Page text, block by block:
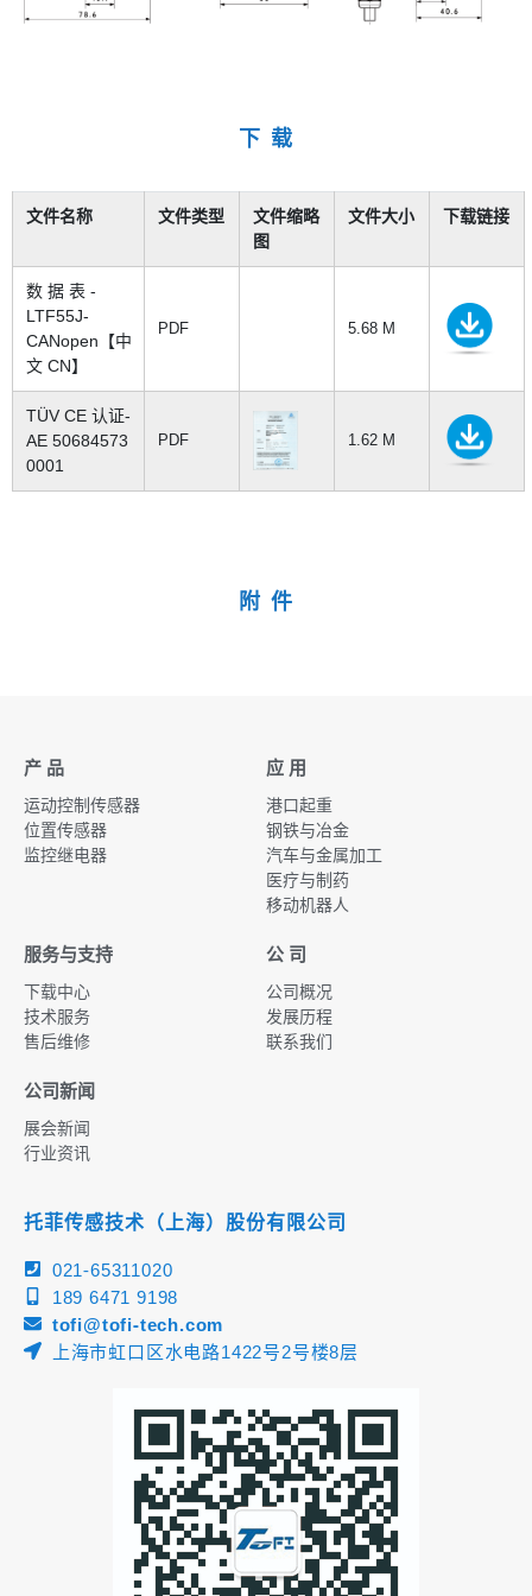
下 载
文件名称 文件类型
文件缩略
图
文件大小 下载链接
数 据 表 -
LTF55J-
CANopen【中
文 CN】
PDF 5.68 M
TÜV CE 认证-
AE 50684573
0001
PDF 1.62 M
附 件
产 品
运动控制传感器
位置传感器
监控继电器
应 用
港口起重
钢铁与冶金
汽车与金属加工
医疗与制药
移动机器人
服务与支持
下载中心
技术服务
售后维修
公 司
公司概况
发展历程
联系我们
公司新闻
展会新闻
行业资讯
托菲传感技术（上海）股份有限公司
021-65311020
189 6471 9198
tofi@tofi-tech.com
上海市虹口区水电路1422号2号楼8层